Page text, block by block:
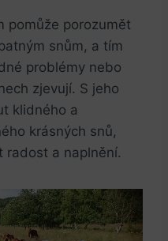
pomůže porozumět
snům, a tím
problémy nebo
zjevují. S jeho
klidného a
krásných snů,
radost a naplnění.